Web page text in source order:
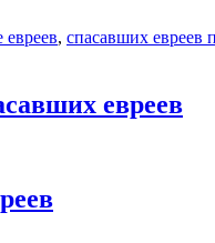
, спасавших евреев
евреев